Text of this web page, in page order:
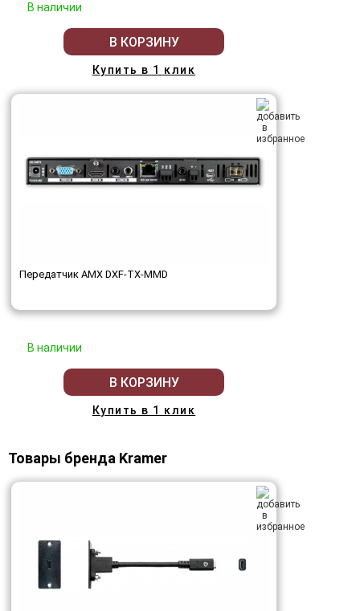
В наличии
В КОРЗИНУ
Купить в 1 клик
Передатчик AMX DXF-TX-MMD
В наличии
В КОРЗИНУ
Купить в 1 клик
Товары бренда Kramer